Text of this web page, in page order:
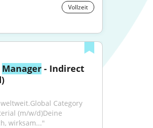
Vollzeit
Manager - Indirect
"...und Gerüstprojekt weltweit.Global Category
(m/w/d)Deine
wirksam..."